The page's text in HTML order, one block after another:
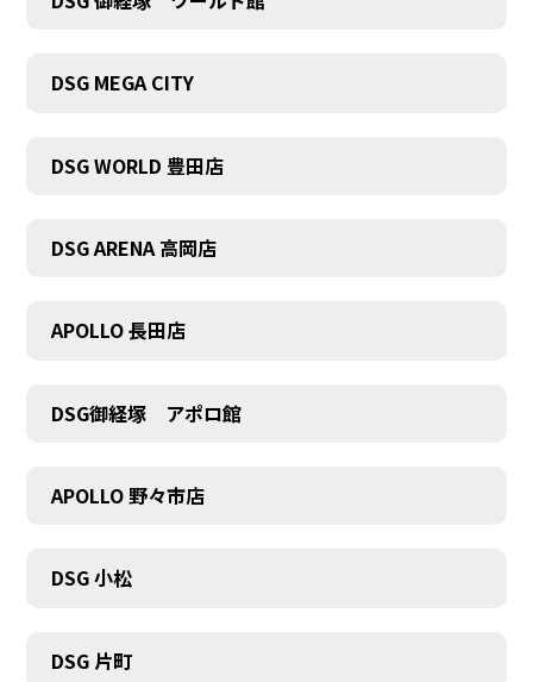
DSG MEGA CITY
DSG WORLD 豊田店
DSG ARENA 高岡店
APOLLO 長田店
DSG御経塚 アポロ館
APOLLO 野々市店
DSG 小松
DSG 片町